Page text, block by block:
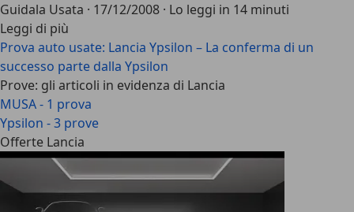
Guidala Usata · 17/12/2008 · Lo leggi in 14 minuti
Leggi di più
Prova auto usate: Lancia Ypsilon – La conferma di un
successo parte dalla Ypsilon
Prove: gli articoli in evidenza di Lancia
MUSA - 1 prova
Ypsilon - 3 prove
Offerte Lancia